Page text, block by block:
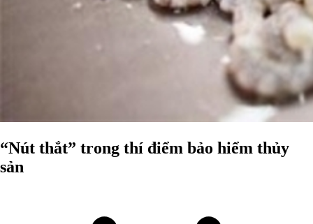
“Nút thắt” trong thí điểm bảo hiểm thủy
sản